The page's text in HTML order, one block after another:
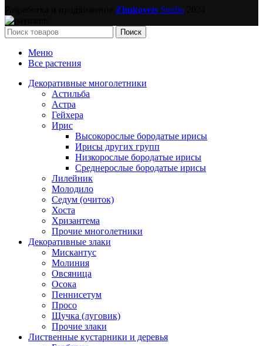
Zhukovets Studio
Поиск
Меню
Все растения
Декоративные многолетники
Астильба
Астра
Гейхера
Ирис
Высокорослые бородатые ирисы
Ирисы других групп
Низкорослые бородатые ирисы
Среднерослые бородатые ирисы
Лилейник
Молодило
Седум (очиток)
Хоста
Хризантема
Прочие многолетники
Декоративные злаки
Мискантус
Молиния
Овсяница
Осока
Пеннисетум
Просо
Щучка (луговик)
Прочие злаки
Лиственные кустарники и деревья